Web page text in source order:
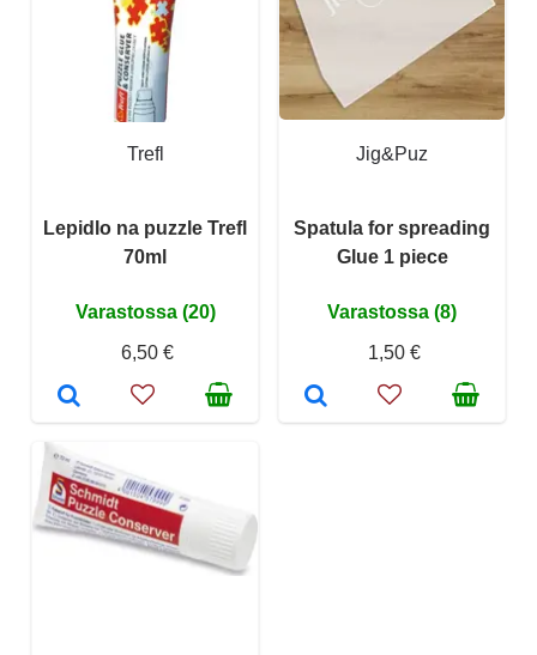
Trefl
Lepidlo na puzzle Trefl
70ml
Varastossa (20)
6,50 €
Jig&Puz
Spatula for spreading
Glue 1 piece
Varastossa (8)
1,50 €